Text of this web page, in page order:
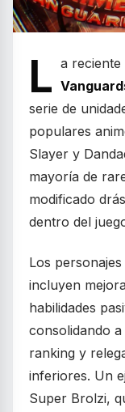
L a reciente
serie de
populares
Slayer y
mayoría de
modificado
dentro del
Los
incluyen
habilidades
consolidando
ranking y
inferiores. Un
Super Brolzi,